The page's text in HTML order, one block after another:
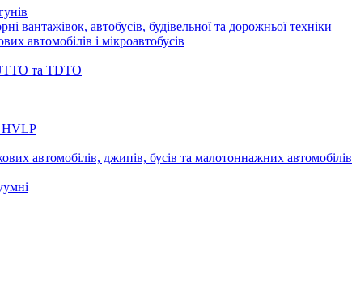
вантажівок, автобусів, будівельної та дорожньої техніки
автомобілів і мікроавтобусів
та TDTO
HVLP
автомобілів, джипів, бусів та малотоннажних автомобілів